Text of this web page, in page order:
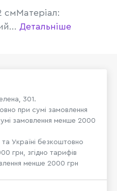
смМатеріал:
Детальніше
301.
при сумі замовлення
замовлення менше 2000
Україні безкоштовно
грн, згідно тарифів
менше 2000 грн